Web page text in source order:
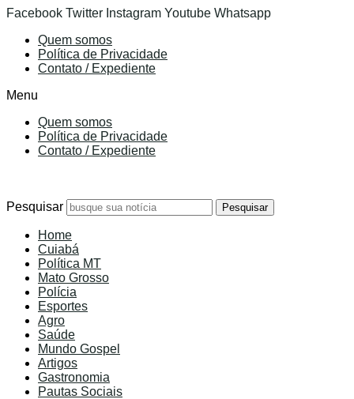
Facebook Twitter Instagram Youtube Whatsapp
Quem somos
Política de Privacidade
Contato / Expediente
Menu
Quem somos
Política de Privacidade
Contato / Expediente
Pesquisar Pesquisar
Home
Cuiabá
Política MT
Mato Grosso
Polícia
Esportes
Agro
Saúde
Mundo Gospel
Artigos
Gastronomia
Pautas Sociais